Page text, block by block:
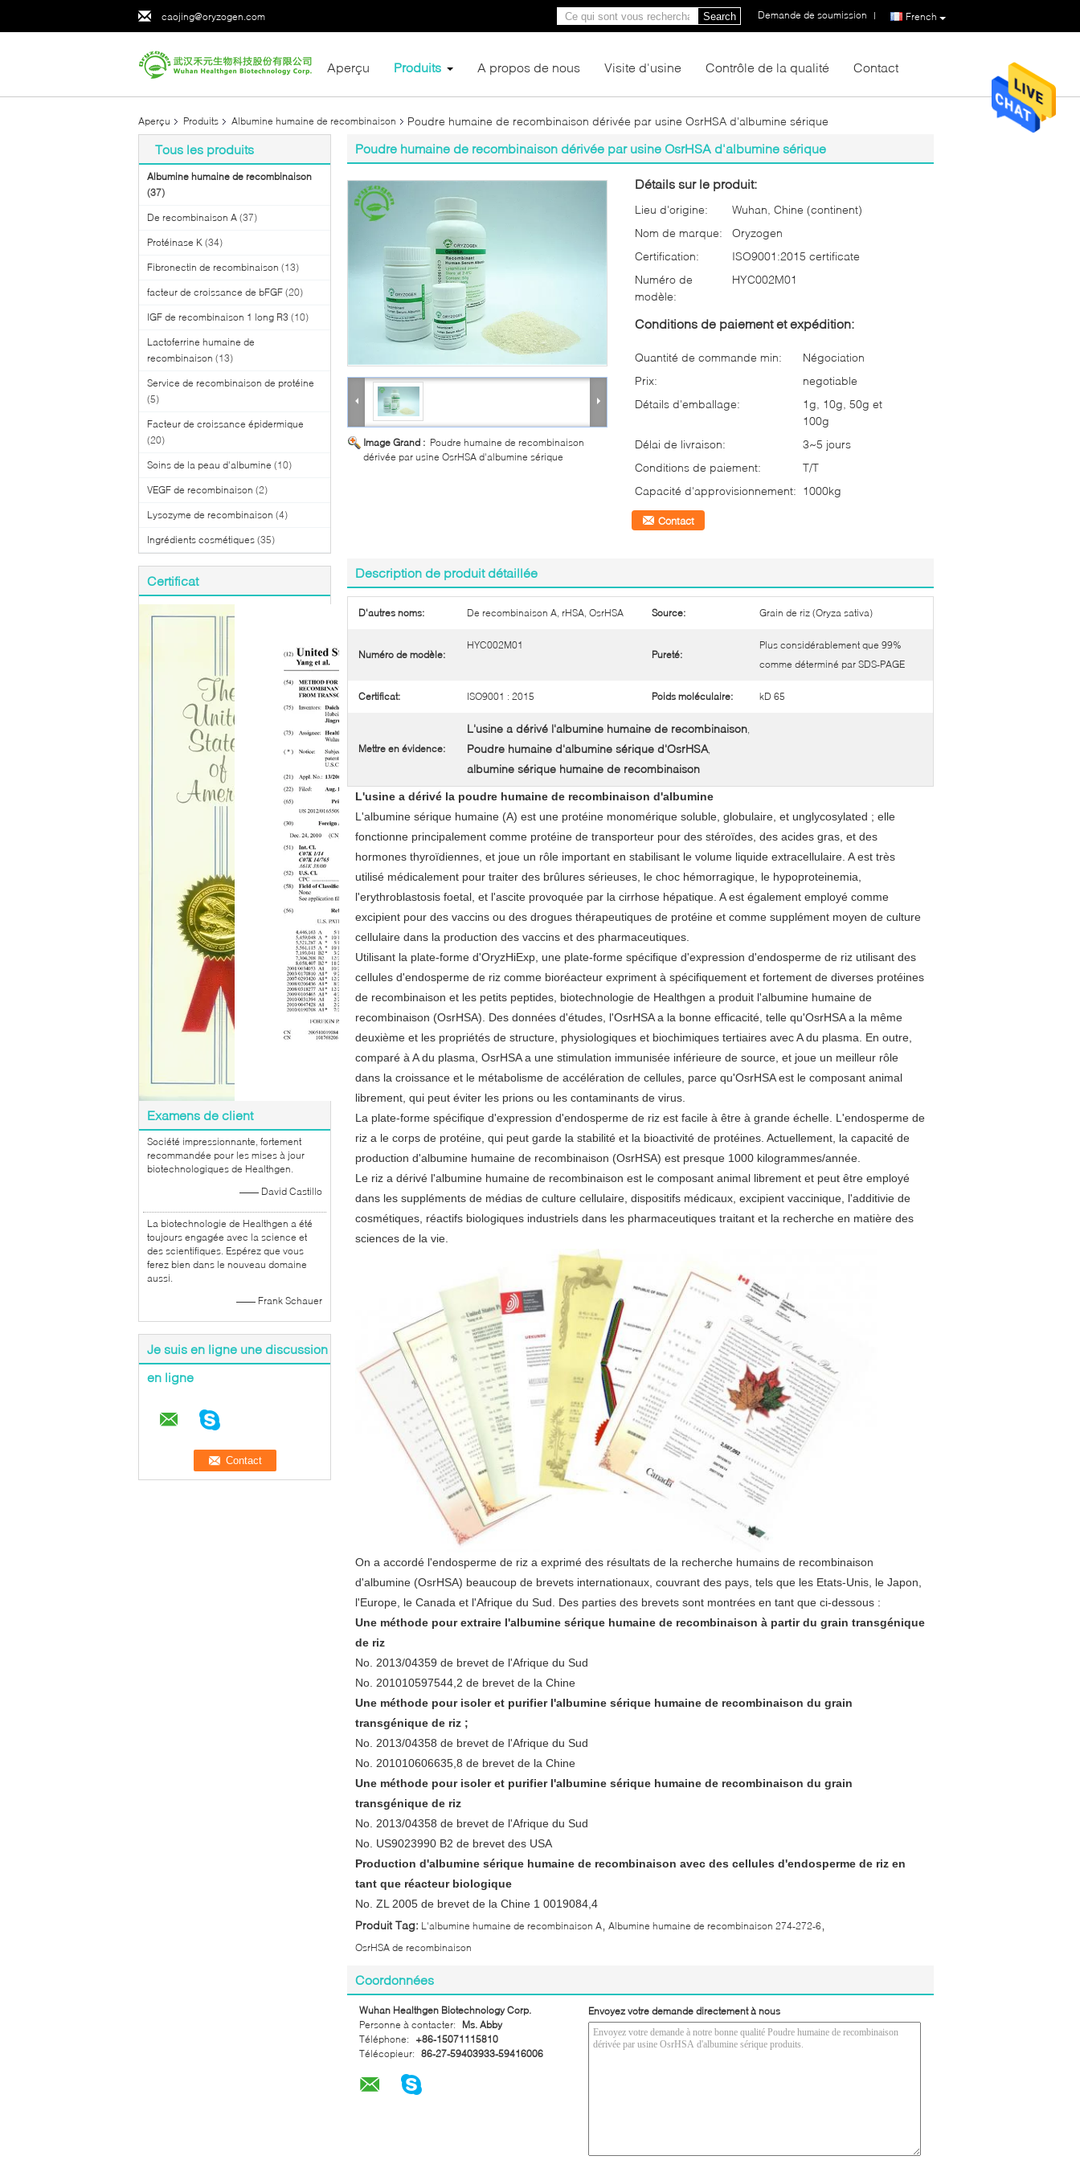
caojing@oryzogen.com French
Demande de soumission |
Search
Aperçu Produits A propos de nous Visite d'usine Contrôle de la qualité Contact
Aperçu Produits Albumine humaine de recombinaison Poudre humaine de recombinaison dérivée par usine OsrHSA d'albumine sérique
Tous les produits
Albumine humaine de recombinaison
(37)
De recombinaison A (37)
Protéinase K (34)
Fibronectin de recombinaison (13)
facteur de croissance de bFGF (20)
IGF de recombinaison 1 long R3 (10)
Lactoferrine humaine de
recombinaison (13)
Service de recombinaison de protéine
(5)
Facteur de croissance épidermique
(20)
Soins de la peau d'albumine (10)
VEGF de recombinaison (2)
Lysozyme de recombinaison (4)
Ingrédients cosmétiques (35)
Certificat
Examens de client
Société impressionnante, fortement
recommandée pour les mises à jour
biotechnologiques de Healthgen.
—— David Castillo
La biotechnologie de Healthgen a été
toujours engagée avec la science et
des scientifiques. Espérez que vous
ferez bien dans le nouveau domaine
aussi.
—— Frank Schauer
Je suis en ligne une discussion
en ligne
Poudre humaine de recombinaison dérivée par usine OsrHSA d'albumine sérique
Image Grand : Poudre humaine de recombinaison
dérivée par usine OsrHSA d'albumine sérique
Détails sur le produit:
Lieu d'origine:
Wuhan, Chine (continent)
Nom de marque:
Oryzogen
Certification:
ISO9001:2015 certificate
Numéro de
modèle:
HYC002M01
Conditions de paiement et expédition:
Quantité de commande min:
Négociation
Prix:
negotiable
Détails d'emballage:
1g, 10g, 50g et
100g
Délai de livraison:
3~5 jours
Conditions de paiement:
T/T
Capacité d'approvisionnement: 1000kg
Contact
Description de produit détaillée
D'autres noms: De recombinaison A, rHSA, OsrHSA Source: Grain de riz (Oryza sativa)
Numéro de modèle:
HYC002M01
Pureté:
Plus considérablement que 99%
comme déterminé par SDS-PAGE
Certificat: ISO9001 : 2015 Poids moléculaire: kD 65
Mettre en évidence:
L'usine a dérivé l'albumine humaine de recombinaison,
Poudre humaine d'albumine sérique d'OsrHSA,
albumine sérique humaine de recombinaison
L'usine a dérivé la poudre humaine de recombinaison d'albumine
L'albumine sérique humaine (A) est une protéine monomérique soluble, globulaire, et unglycosylated ; elle
fonctionne principalement comme protéine de transporteur pour des stéroïdes, des acides gras, et des
hormones thyroïdiennes, et joue un rôle important en stabilisant le volume liquide extracellulaire. A est très
utilisé médicalement pour traiter des brûlures sérieuses, le choc hémorragique, le hypoproteinemia,
l'erythroblastosis foetal, et l'ascite provoquée par la cirrhose hépatique. A est également employé comme
excipient pour des vaccins ou des drogues thérapeutiques de protéine et comme supplément moyen de culture
cellulaire dans la production des vaccins et des pharmaceutiques.
Utilisant la plate-forme d'OryzHiExp, une plate-forme spécifique d'expression d'endosperme de riz utilisant des
cellules d'endosperme de riz comme bioréacteur expriment à spécifiquement et fortement de diverses protéines
de recombinaison et les petits peptides, biotechnologie de Healthgen a produit l'albumine humaine de
recombinaison (OsrHSA). Des données d'études, l'OsrHSA a la bonne efficacité, telle qu'OsrHSA a la même
deuxième et les propriétés de structure, physiologiques et biochimiques tertiaires avec A du plasma. En outre,
comparé à A du plasma, OsrHSA a une stimulation immunisée inférieure de source, et joue un meilleur rôle
dans la croissance et le métabolisme de accélération de cellules, parce qu'OsrHSA est le composant animal
librement, qui peut éviter les prions ou les contaminants de virus.
La plate-forme spécifique d'expression d'endosperme de riz est facile à être à grande échelle. L'endosperme de
riz a le corps de protéine, qui peut garde la stabilité et la bioactivité de protéines. Actuellement, la capacité de
production d'albumine humaine de recombinaison (OsrHSA) est presque 1000 kilogrammes/année.
Le riz a dérivé l'albumine humaine de recombinaison est le composant animal librement et peut être employé
dans les suppléments de médias de culture cellulaire, dispositifs médicaux, excipient vaccinique, l'additivie de
cosmétiques, réactifs biologiques industriels dans les pharmaceutiques traitant et la recherche en matière des
sciences de la vie.
On a accordé l'endosperme de riz a exprimé des résultats de la recherche humains de recombinaison
d'albumine (OsrHSA) beaucoup de brevets internationaux, couvrant des pays, tels que les Etats-Unis, le Japon,
l'Europe, le Canada et l'Afrique du Sud. Des parties des brevets sont montrées en tant que ci-dessous :
Une méthode pour extraire l'albumine sérique humaine de recombinaison à partir du grain transgénique
de riz
No. 2013/04359 de brevet de l'Afrique du Sud
No. 201010597544,2 de brevet de la Chine
Une méthode pour isoler et purifier l'albumine sérique humaine de recombinaison du grain
transgénique de riz ;
No. 2013/04358 de brevet de l'Afrique du Sud
No. 201010606635,8 de brevet de la Chine
Une méthode pour isoler et purifier l'albumine sérique humaine de recombinaison du grain
transgénique de riz
No. 2013/04358 de brevet de l'Afrique du Sud
No. US9023990 B2 de brevet des USA
Production d'albumine sérique humaine de recombinaison avec des cellules d'endosperme de riz en
tant que réacteur biologique
No. ZL 2005 de brevet de la Chine 1 0019084,4
Produit Tag: L'albumine humaine de recombinaison A Albumine humaine de recombinaison 274-272-6
OsrHSA de recombinaison
Coordonnées
Wuhan Healthgen Biotechnology Corp.
Personne à contacter:
Ms. Abby
Téléphone:
+86-15071115810
Télécopieur: 86-27-59403933-59416006
Envoyez votre demande directement à nous